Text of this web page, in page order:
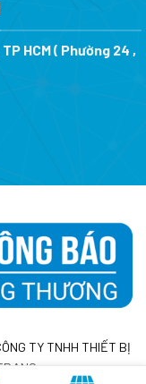
HCM ( Phường 24 ,
TY TNHH THIẾT BỊ